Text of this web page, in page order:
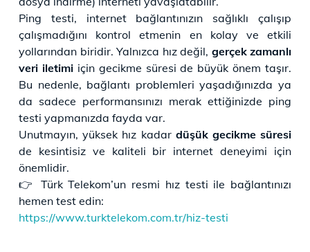
Ping testi, internet bağlantınızın sağlıklı çalışıp
çalışmadığını kontrol etmenin en kolay ve etkili
yollarından biridir. Yalnızca hız değil, gerçek zamanlı
veri iletimi için gecikme süresi de büyük önem taşır.
Bu nedenle, bağlantı problemleri yaşadığınızda ya
da sadece performansınızı merak ettiğinizde ping
testi yapmanızda fayda var.
Unutmayın, yüksek hız kadar düşük gecikme süresi
de kesintisiz ve kaliteli bir internet deneyimi için
önemlidir.
👉 Türk Telekom’un resmi hız testi ile bağlantınızı
hemen test edin:
https://www.turktelekom.com.tr/hiz-testi